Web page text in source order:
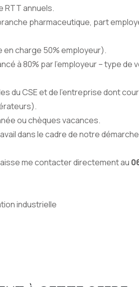
RTT annuels.
pharmaceutique, part
charge 50% employeur).
à 80% par l’employeur – type de
du CSE et de l’entreprise dont
ou chèques vacances.
dans le cadre de notre démarche
me contacter directement au
industrielle